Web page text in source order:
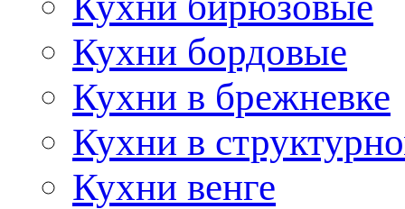
Кухни бордовые
Кухни в брежневке
Кухни в
Кухни венге